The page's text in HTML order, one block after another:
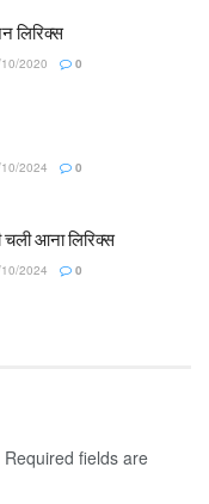
लिरिक्स
2020 0
2024 0
आना लिरिक्स
2024 0
Required fields are